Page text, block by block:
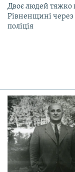
Двоє людей тяжко
Рівненщині через
поліція